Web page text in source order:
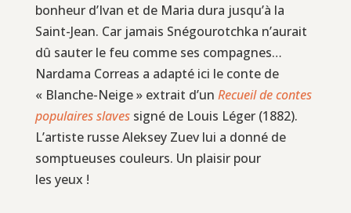
bonheur d’Ivan et de Maria dura jusqu’à la
Saint-Jean. Car jamais Snégourotchka n’aurait
dû sauter le feu comme ses compagnes…
Nardama Correas a adapté ici le conte de
« Blanche-Neige » extrait d’un Recueil de contes
populaires slavessigné de Louis Léger (1882).
L’artiste russe Aleksey Zuev lui a donné de
somptueuses couleurs. Un plaisir pour
les yeux !